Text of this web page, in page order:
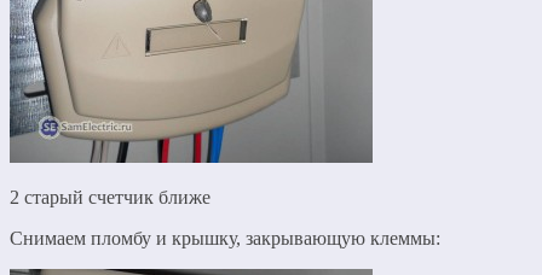
2 старый счетчик ближе
Снимаем пломбу и крышку, закрывающую клеммы: